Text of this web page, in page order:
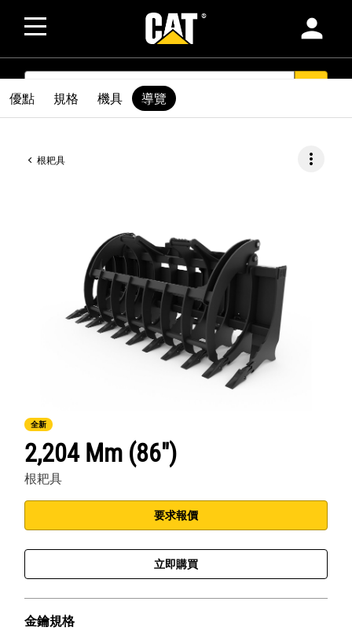
person
SEARCH
根耙具 more_vert
全新
2,204 Mm (86")
根耙具
要求報價
立即購買
金鑰規格
優點 規格 機具 導覽